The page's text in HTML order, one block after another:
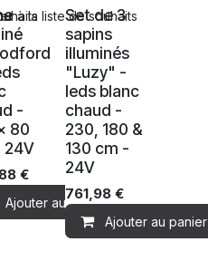
-
80
24V
€
Ajouter au panier
Ventes
Set de 3
sapins
illuminés
"Luzy" -
leds blanc
chaud -
230, 180 &
130 cm -
24V
761,98 €
Ajouter au panier
à la liste de souhaits